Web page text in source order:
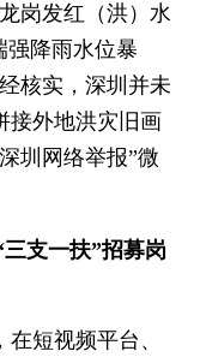
岗发红（洪）水
强降雨水位暴
核实，深圳并未
接外地洪灾旧画
圳网络举报”微
三支一扶”招募岗
短视频平台、